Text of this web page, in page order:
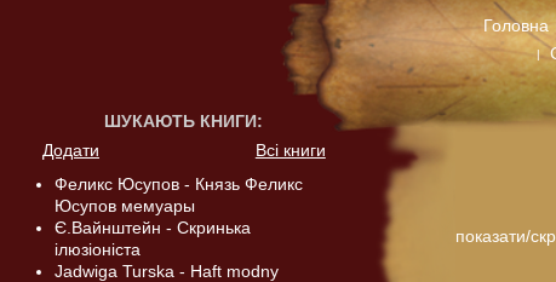
Головна
показати/
ШУКАЮТЬ КНИГИ:
Додати
Всі книги
Феликс Юсупов - Князь Феликс
Юсупов мемуары
Є.Вайнштейн - Скринька
ілюзіоніста
Jadwiga Turska - Haft modny